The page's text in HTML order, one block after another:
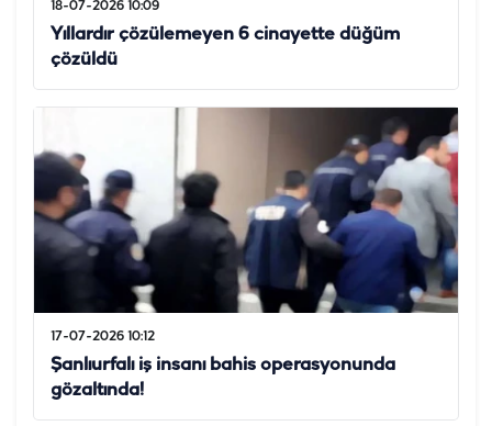
18-07-2026 10:09
Yıllardır çözülemeyen 6 cinayette düğüm
çözüldü
17-07-2026 10:12
Şanlıurfalı iş insanı bahis operasyonunda
gözaltında!